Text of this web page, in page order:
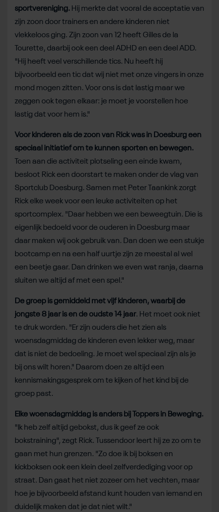
sportvereniging. Hij merkte dat vooral de acceptatie van
zijn zoon door trainers en andere kinderen niet
vlekkeloos ging. Zijn zoon van 12 heeft Gilles de la
Tourette, daarbij ook een deel ADHD en een deel ADD.
"Hij heeft veel verschillende tics. Nu heeft hij
bijvoorbeeld een tic dat wij niet met onze vingers in onze
mond mogen zitten. Voor ons is dat lastig maar we
zeggen ook tegen elkaar: je moet je voorstellen hoe
lastig dat voor hem is."
Voor kinderen als de zoon van Rick was in Doesburg een
speciaal initiatief om te kunnen sporten en bewegen.
Toen aan die activiteit plotseling een einde kwam,
besloot Rick een doorstart te maken onder de vlag van
Sportclub Doesburg. Samen met Peter Taankink zorgt
Rick elke week voor een leuke activiteiten op het
sportcomplex. "Daar hebben we een beweegtuin. Die is
eigenlijk bedoeld voor de ouderen in Doesburg maar
daar maken wij ook gebruik van. Dan doen we een stukje
bootcamp en na een half uurtje zijn ze meestal al wel
een beetje gaar. Dan drinken we even wat ranja, daarna
sluiten we altijd af met een spel."
De groep is gemiddeld met vijf kinderen, waarbij de
jongste 8 jaar is en de oudste 14 jaar. Het moet ook niet
te druk worden. "Er zijn ouders die het zien als
woensdagmiddag de kinderen even lekker weg, maar
dat is niet de bedoeling. Je moet wel speciaal zijn als je
bij ons wilt horen." Daarom doen ze altijd een
kennismakingsgesprek om te kijken of het kind bij de
groep past.
Elke woensdagmiddag is anders bij Toppers in Beweging.
"Ik heb zelf altijd gebokst, dus ik geef ze ook
bokstraining", zegt Rick. Tussendoor leert hij ze zo om te
gaan met hun grenzen. "Zo doe ik bij boksen en
kickboksen ook een klein deel zelfverdediging voor op
straat. Dan gaat het niet zozeer om het vechten, maar
hoe je bijvoorbeeld afstand kunt houden van iemand en
duidelijk maken dat je dat niet wilt."